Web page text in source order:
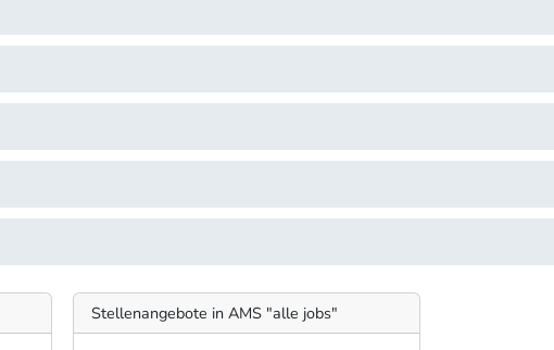
Stellenangebote in AMS "alle jobs"